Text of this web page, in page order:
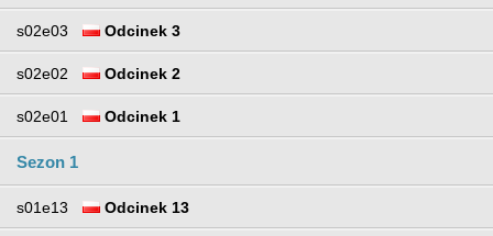
s02e03 Odcinek 3
s02e02 Odcinek 2
s02e01 Odcinek 1
Sezon 1
s01e13 Odcinek 13